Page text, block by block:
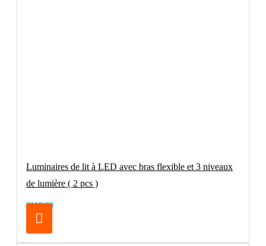
Luminaires de lit à LED avec bras flexible et 3 niveaux
de lumière ( 2 pcs )
€119.00